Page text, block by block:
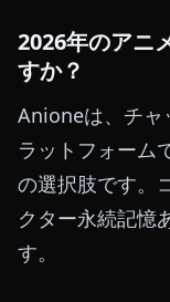
2026年のアニ
すか？
Anioneは、チャ
ラットフォーム
の選択肢です。
クター永続記憶
す。